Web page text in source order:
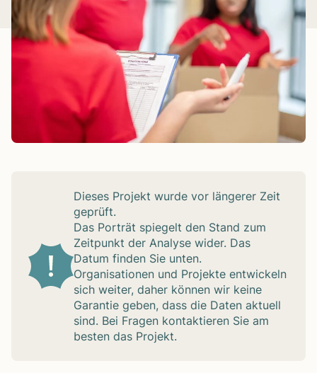
Die­ses Pro­jekt wurde vor län­ge­rer Zeit
geprüft.
Das Por­trät spie­gelt den Stand zum
Zeit­punkt der Ana­lyse wider. Das
Datum fin­den Sie unten.
Orga­ni­sa­tio­nen und Pro­jekte ent­wi­ckeln
sich wei­ter, daher kön­nen wir keine
Garan­tie geben, dass die Daten aktu­ell
sind. Bei Fra­gen kon­tak­tie­ren Sie am
bes­ten das Pro­jekt.